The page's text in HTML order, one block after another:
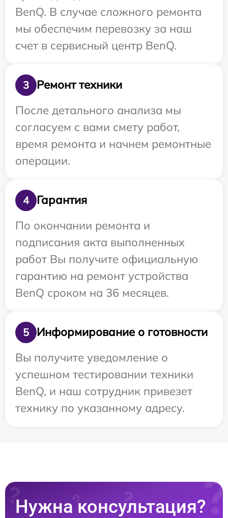
BenQ. В случае сложного ремонта
мы обеспечим перевозку за наш
счет в сервисный центр BenQ.
3
Ремонт техники
После детального анализа мы
согласуем с вами смету работ,
время ремонта и начнем ремонтные
операции.
4
Гарантия
По окончании ремонта и
подписания акта выполненных
работ Вы получите официальную
гарантию на ремонт устройства
BenQ сроком на 36 месяцев.
5
Информирование о готовности
Вы получите уведомление о
успешном тестировании техники
BenQ, и наш сотрудник привезет
технику по указанному адресу.
Нужна консультация?